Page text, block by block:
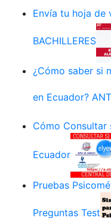
Envía tu hoja de
BACHILLERES
¿Cómo saber si
en Ecuador? ANT
Cómo Consultar
Ecuador
Pruebas
Preguntas Test